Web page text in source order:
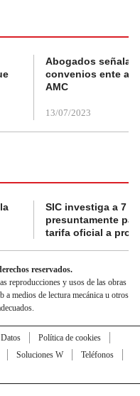
Abogados
convenios ente
AMC
13/07/2023
SIC investiga a 7
presuntamente
tarifa oficial a
reservados.
reproducciones y usos de las obras
a medios de lectura mecánica u otros
Política de cookies
Soluciones W
Teléfonos